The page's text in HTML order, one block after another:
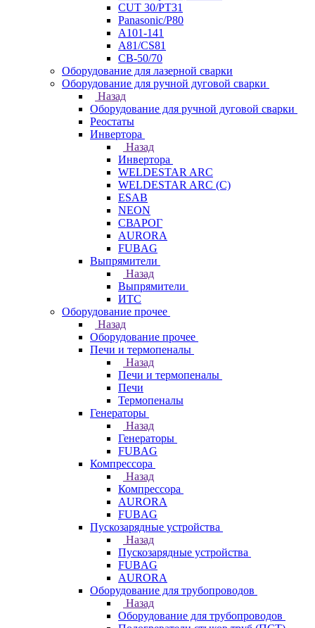
CUT 30/PT31
Panasonic/P80
А101-141
А81/CS81
СВ-50/70
Оборудование для лазерной сварки
Оборудование для ручной дуговой сварки
Назад
Оборудование для ручной дуговой сварки
Реостаты
Инвертора
Назад
Инвертора
WELDESTAR ARC
WELDESTAR ARC (С)
ESAB
NEON
СВАРОГ
AURORA
FUBAG
Выпрямители
Назад
Выпрямители
ИТС
Оборудование прочее
Назад
Оборудование прочее
Печи и термопеналы
Назад
Печи и термопеналы
Печи
Термопеналы
Генераторы
Назад
Генераторы
FUBAG
Компрессора
Назад
Компрессора
AURORA
FUBAG
Пускозарядные устройства
Назад
Пускозарядные устройства
FUBAG
AURORA
Оборудование для трубопроводов
Назад
Оборудование для трубопроводов